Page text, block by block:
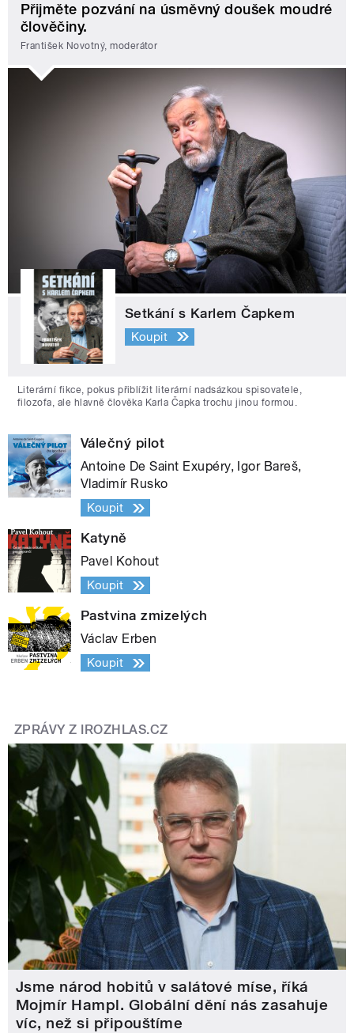
Přijměte pozvání na úsměvný doušek moudré
člověčiny.
František Novotný, moderátor
Setkání s Karlem Čapkem
Koupit
Literární fikce, pokus přiblížit literární nadsázkou spisovatele,
filozofa, ale hlavně člověka Karla Čapka trochu jinou formou.
Válečný pilot
Antoine De Saint Exupéry, Igor Bareš,
Vladimír Rusko
Koupit
Katyně
Pavel Kohout
Koupit
Pastvina zmizelých
Václav Erben
Koupit
ZPRÁVY Z IROZHLAS.CZ
Jsme národ hobitů v salátové míse, říká
Mojmír Hampl. Globální dění nás zasahuje
víc, než si připouštíme